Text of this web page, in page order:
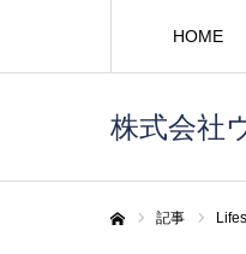
株式会社
HOME
記事